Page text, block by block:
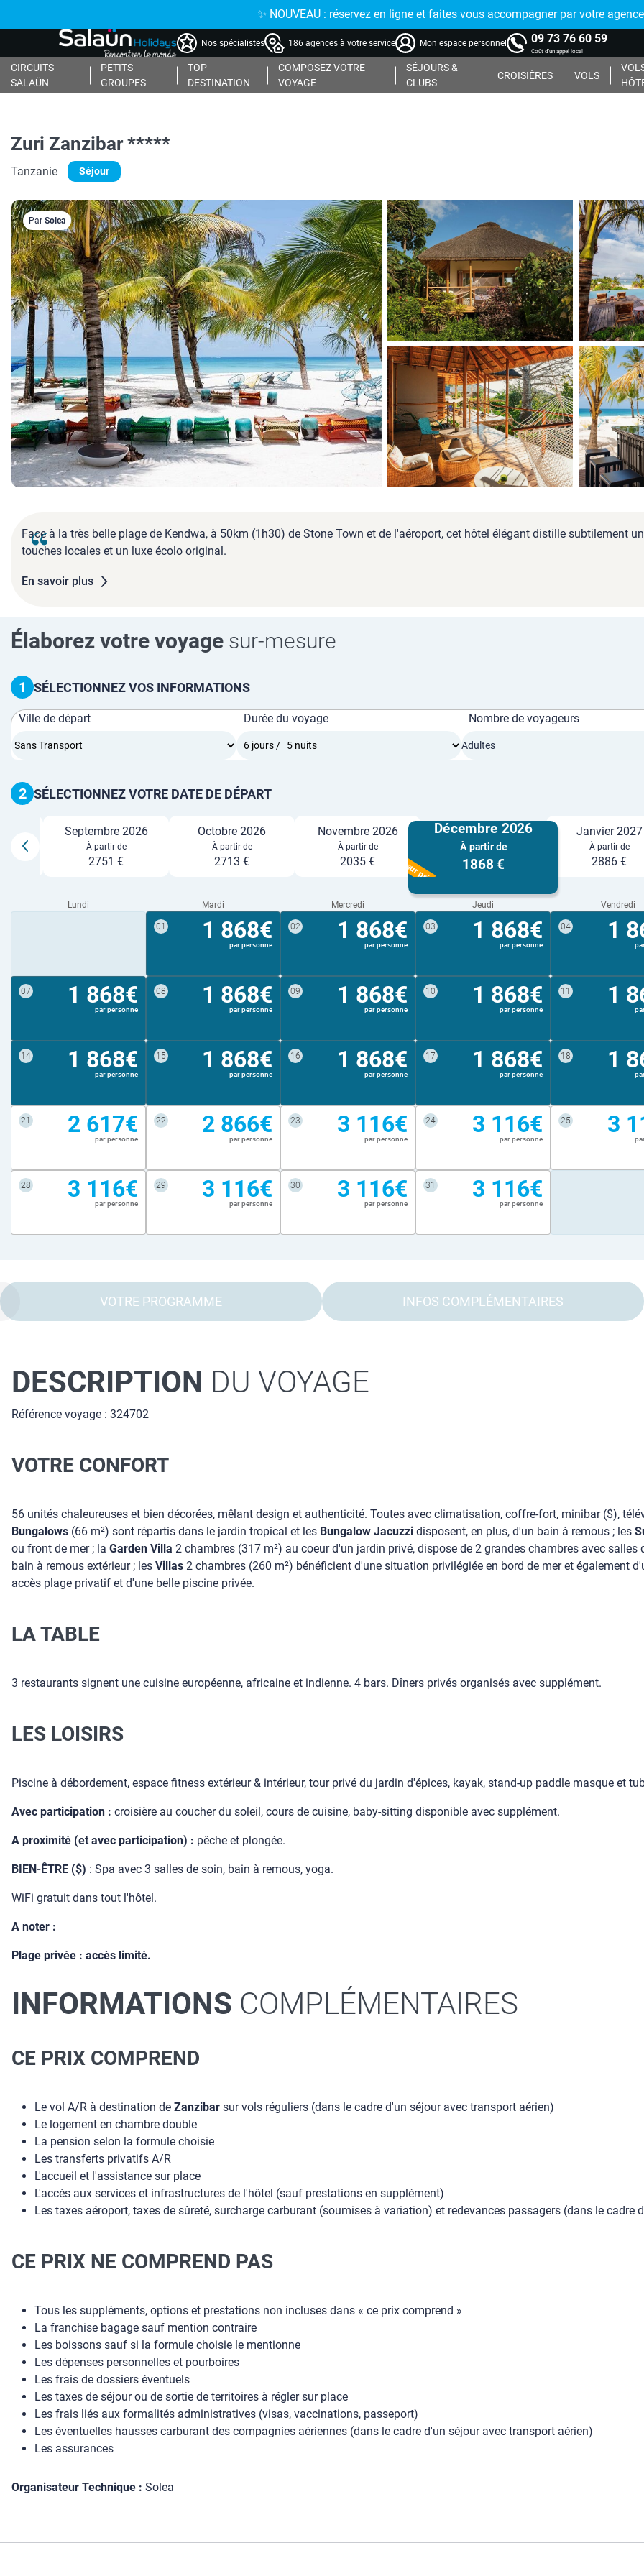
✨ NOUVEAU : réservez en ligne et faites vous accompagner par votre
Nos spécialistes 186 agences à votre service Mon espace personnel 09 73 76 60 59
Coût d'un appel local
CIRCUITS
SALAÜN
PETITS
GROUPES
TOP
DESTINATION
COMPOSEZ VOTRE
VOYAGE
SÉJOURS &
CLUBS
CROISIÈRES VOLS
Zuri Zanzibar *****
Tanzanie Séjour
Par Solea
Face à la très belle plage de Kendwa, à 50km (1h30) de Stone Town et de l'aéroport, cet hôtel élégant distille subtilement
touches locales et un luxe écolo original.
En savoir plus
Élaborez votre voyage sur-mesure
1 SÉLECTIONNEZ VOS INFORMATIONS
Ville de départ Durée du voyage Nombre de voyageurs
Adultes
2 SÉLECTIONNEZ VOTRE DATE DE DÉPART
Septembre 2026
À partir de
2751 €
Octobre 2026
À partir de
2713 €
Novembre 2026
À partir de
2035 €
Décembre 2026
À partir de
1868 €
Meilleur prix
Janvier 2027
À partir de
2886 €
Lundi Mardi Mercredi Jeudi Vendredi
01 1 868€
par personne
02 1 868€
par personne
03 1 868€
par personne
04 1
07 1 868€
par personne
08 1 868€
par personne
09 1 868€
par personne
10 1 868€
par personne
11 1
14 1 868€
par personne
15 1 868€
par personne
16 1 868€
par personne
17 1 868€
par personne
18 1
21 2 617€
par personne
22 2 866€
par personne
23 3 116€
par personne
24 3 116€
par personne
25 3
28 3 116€
par personne
29 3 116€
par personne
30 3 116€
par personne
31 3 116€
par personne
VOTRE PROGRAMME INFOS COMPLÉMENTAIRES
DESCRIPTION DU VOYAGE
Référence voyage : 324702
VOTRE CONFORT
56 unités chaleureuses et bien décorées, mêlant design et authenticité. Toutes avec climatisation, coffre-fort, minibar ($),
Bungalows (66 m²) sont répartis dans le jardin tropical et les Bungalow Jacuzzi disposent, en plus, d'un bain à remous ; les
ou front de mer ; la Garden Villa 2 chambres (317 m²) au coeur d'un jardin privé, dispose de 2 grandes chambres avec
bain à remous extérieur ; les Villas 2 chambres (260 m²) bénéficient d'une situation privilégiée en bord de mer et également
accès plage privatif et d'une belle piscine privée.
LA TABLE
3 restaurants signent une cuisine européenne, africaine et indienne. 4 bars. Dîners privés organisés avec supplément.
LES LOISIRS
Piscine à débordement, espace fitness extérieur & intérieur, tour privé du jardin d'épices, kayak, stand-up paddle masque et
Avec participation : croisière au coucher du soleil, cours de cuisine, baby-sitting disponible avec supplément.
A proximité (et avec participation) : pêche et plongée.
BIEN-ÊTRE ($) : Spa avec 3 salles de soin, bain à remous, yoga.
WiFi gratuit dans tout l'hôtel.
A noter :
Plage privée : accès limité.
INFORMATIONS COMPLÉMENTAIRES
CE PRIX COMPREND
Le vol A/R à destination de Zanzibar sur vols réguliers (dans le cadre d'un séjour avec transport aérien)
Le logement en chambre double
La pension selon la formule choisie
Les transferts privatifs A/R
L'accueil et l'assistance sur place
L'accès aux services et infrastructures de l'hôtel (sauf prestations en supplément)
Les taxes aéroport, taxes de sûreté, surcharge carburant (soumises à variation) et redevances passagers (dans le cadre
CE PRIX NE COMPREND PAS
Tous les suppléments, options et prestations non incluses dans « ce prix comprend »
La franchise bagage sauf mention contraire
Les boissons sauf si la formule choisie le mentionne
Les dépenses personnelles et pourboires
Les frais de dossiers éventuels
Les taxes de séjour ou de sortie de territoires à régler sur place
Les frais liés aux formalités administratives (visas, vaccinations, passeport)
Les éventuelles hausses carburant des compagnies aériennes (dans le cadre d'un séjour avec transport aérien)
Les assurances
Organisateur Technique : Solea